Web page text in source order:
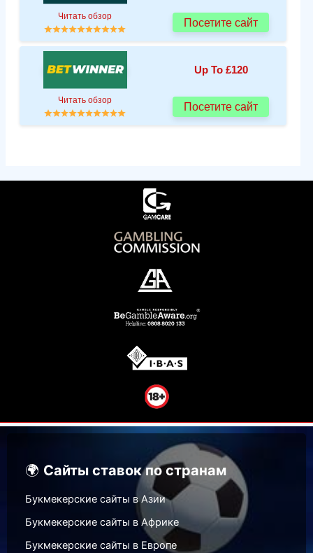
Читать обзор
Посетите сайт
Up To £120
Читать обзор
Посетите сайт
🌍 Сайты ставок по странам
Букмекерские сайты в Азии
Букмекерские сайты в Африке
Букмекерские сайты в Европе